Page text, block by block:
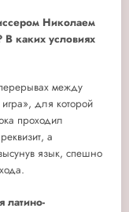
Николаем
каких условиях
между
для которой
проходил
а
язык, спешно
латино-